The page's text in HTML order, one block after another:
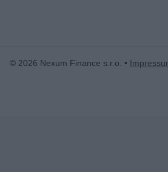
© 2026 Nexum Finance s.r.o. •